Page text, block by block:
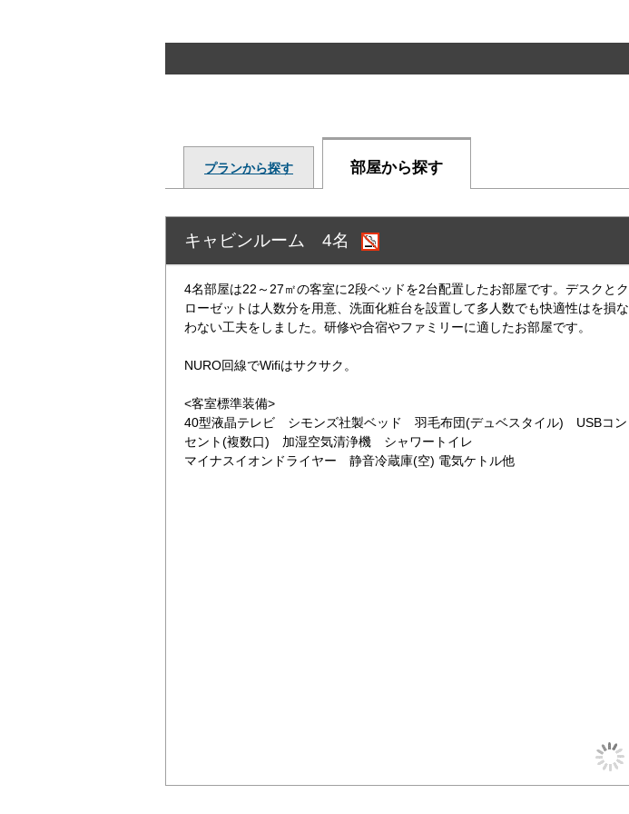
プランから探す 部屋から探す
キャビンルーム 4名
4名部屋は22～27㎡の客室に2段ベッドを2台配置したお部屋です。デスクとク
ローゼットは人数分を用意、洗面化粧台を設置して多人数でも快適性はを損な
わない工夫をしました。研修や合宿やファミリーに適したお部屋です。
NURO回線でWifiはサクサク。
<客室標準装備>
40型液晶テレビ シモンズ社製ベッド 羽毛布団(デュベスタイル) USBコン
セント(複数口) 加湿空気清浄機 シャワートイレ
マイナスイオンドライヤー 静音冷蔵庫(空) 電気ケトル他